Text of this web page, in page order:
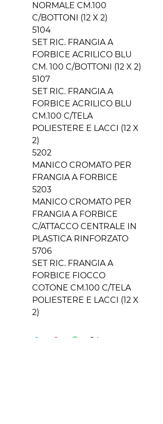
NORMALE CM.100
C/BOTTONI (12 X 2)
5104
SET RIC. FRANGIA A
FORBICE ACRILICO BLU
CM. 100 C/BOTTONI (12 X 2)
5107
SET RIC. FRANGIA A
FORBICE ACRILICO BLU
CM.100 C/TELA
POLIESTERE E LACCI (12 X
2)
5202
MANICO CROMATO PER
FRANGIA A FORBICE
5203
MANICO CROMATO PER
FRANGIA A FORBICE
C/ATTACCO CENTRALE IN
PLASTICA RINFORZATO
5706
SET RIC. FRANGIA A
FORBICE FIOCCO
COTONE CM.100 C/TELA
POLIESTERE E LACCI (12 X
2)